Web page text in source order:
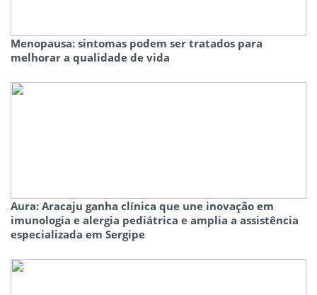
Menopausa: sintomas podem ser tratados para
melhorar a qualidade de vida
Aura: Aracaju ganha clínica que une inovação em
imunologia e alergia pediátrica e amplia a assistência
especializada em Sergipe